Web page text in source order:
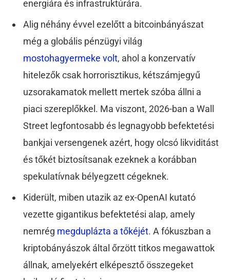
energiára és infrastruktúrára.
Alig néhány évvel ezelőtt a bitcoinbányászat
még a globális pénzügyi világ
mostohagyermeke volt, ahol a konzervatív
hitelezők csak horrorisztikus, kétszámjegyű
uzsorakamatok mellett mertek szóba állni a
piaci szereplőkkel. Ma viszont, 2026-ban a Wall
Street legfontosabb és legnagyobb befektetési
bankjai versengenek azért, hogy olcsó likviditást
és tőkét biztosítsanak ezeknek a korábban
spekulatívnak bélyegzett cégeknek.
Kiderült, miben utazik az ex-OpenAI kutató
vezette gigantikus befektetési alap, amely
nemrég megduplázta a tőkéjét. A fókuszban a
kriptobányászok által őrzött titkos megawattok
állnak, amelyekért elképesztő összegeket